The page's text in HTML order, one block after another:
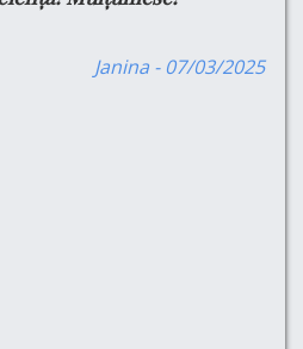
Janina - 07/03/2025